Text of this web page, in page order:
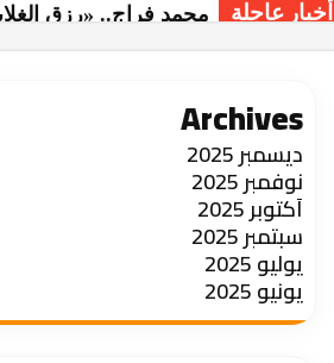
أخبار عاجلة محمد فراج.. «رزق
Archives
ديسمبر 2025
نوفمبر 2025
أكتوبر 2025
سبتمبر 2025
يوليو 2025
يونيو 2025